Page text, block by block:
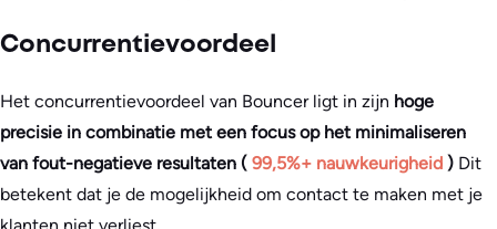
Concurrentievoordeel
Het concurrentievoordeel van Bouncer ligt in zijn hoge
precisie in combinatie met een focus op het minimaliseren
van fout-negatieve resultaten ( 99,5%+ nauwkeurigheid ) Dit
betekent dat je de mogelijkheid om contact te maken met je
klanten niet verliest.